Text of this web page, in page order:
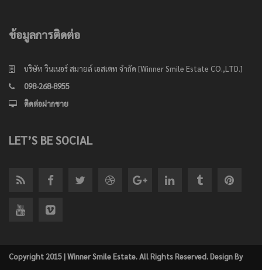
ข้อมูลการติดต่อ
บริษัท วินเนอร์ สมายล์ เอสเตท จำกัด [Winner Smile Estate CO.,LTD.]
098-268-8955
ติดต่อฝากขาย
LET’S BE SOCIAL
Copyright 2015 | Winner Smile Estate. All Rights Reserved. Design By